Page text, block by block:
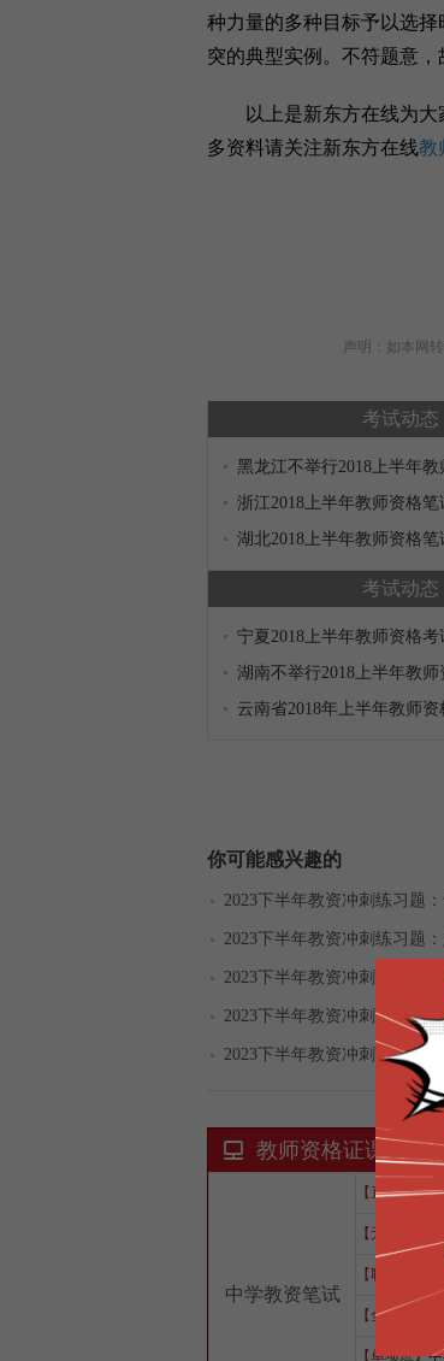
种力量的多种目标予以选
突的典型实例。不符题意，
以上是新东方在线为大家
多资料请关注新东方在线教
声明：如本网
考试动态
黑龙江不举行2018上半年
浙江2018上半年教师资格笔
湖北2018上半年教师资格笔
考试动态
宁夏2018上半年教师资格考
湖南不举行2018上半年教
云南省2018年上半年教师
你可能感兴趣的
2023下半年教资冲刺练习题
2023下半年教资冲刺练习题
2023下半年教资冲刺练习题
2023下半年教资冲刺练习题
2023下半年教资冲刺练习题：
教师资格证课程
中学教资笔试
【直通车】
【无忧班】
【联报班】
【全程班】
【单项班】